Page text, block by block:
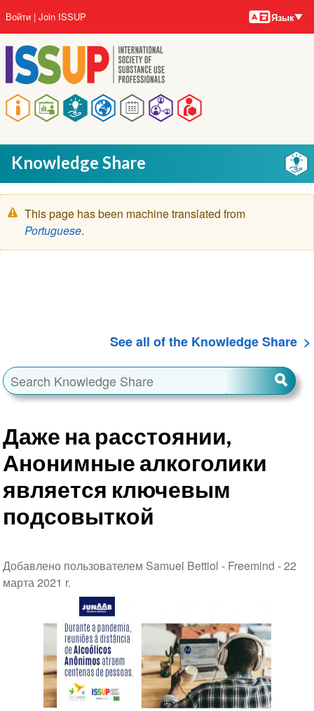
основному
содержанию
Main
navigation
User
account
menu
Войти Join ISSUP Языки
Язык
Knowledge Share
Предупреждение
This page has been machine translated from
Portuguese.
See all of the Knowledge Share
Даже на расстоянии,
Анонимные алкоголики
является ключевым
подсовыткой
Добавлено пользователем Samuel Bettiol - Freemind -22
марта 2021 r.